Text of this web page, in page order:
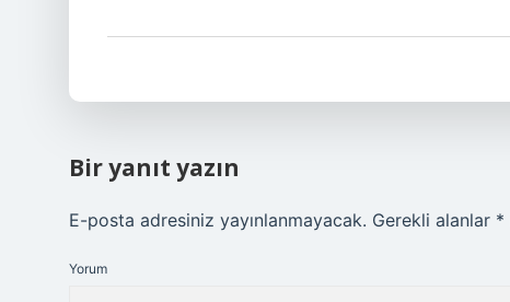
Bir yanıt yazın
E-posta adresiniz yayınlanmayacak. Gerekli alanlar *
Yorum